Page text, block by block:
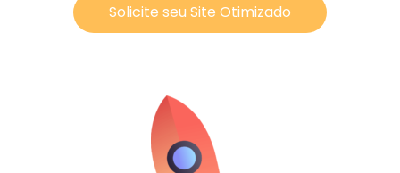
Solicite seu Site Otimizado